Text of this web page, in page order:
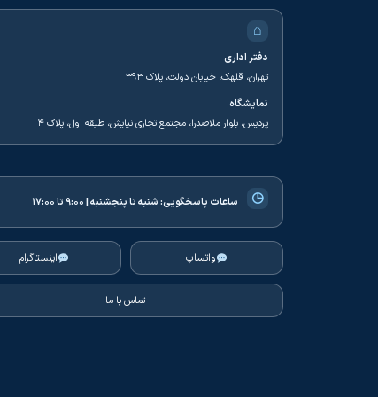
⌂
دفتر اداری
تهران، قلهک، خیابان دولت، پلاک ۳۹۳
نمایشگاه
پردیس، بلوار ملاصدرا، مجتمع تجاری نیایش، طبقه اول، پلاک ۴
◷ ساعات پاسخگویی:شنبه تا پنجشنبه | ۹:۰۰ تا ۱۷:۰۰
واتساپ اینستاگرام
تماس با ما